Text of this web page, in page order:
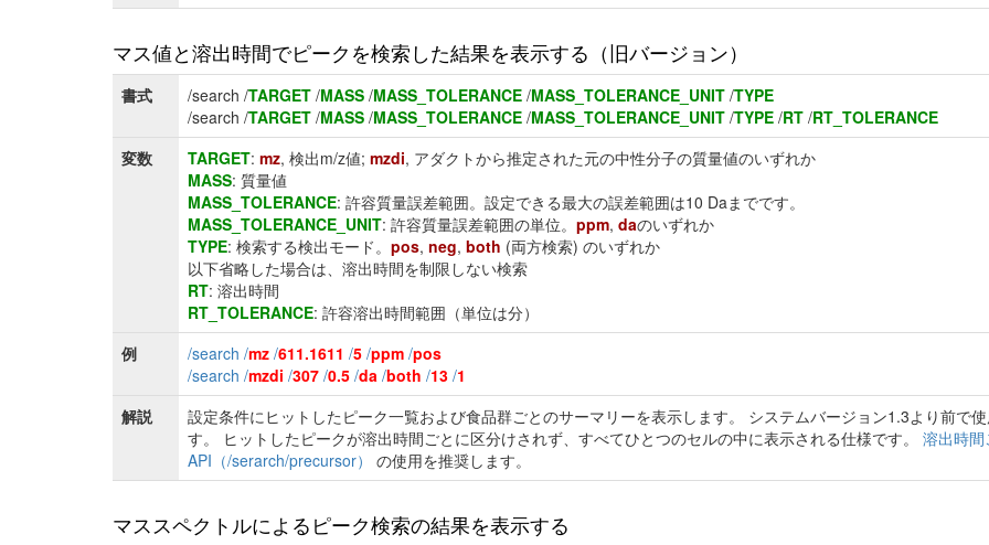
マス値と溶出時間でピークを検索した結果を表示する（旧バージョン）
書式 /search /TARGET /MASS /MASS_TOLERANCE /MASS_TOLERANCE_UNIT /TYPE
/search /TARGET /MASS /MASS_TOLERANCE /MASS_TOLERANCE_UNIT /TYPE /RT /RT_TOLERANCE
変数
TARGET: mz, 検出m/z値; mzdi, アダクトから推定された元の中性分子の質量値のいずれか
MASS: 質量値
MASS_TOLERANCE: 許容質量誤差範囲。設定できる最大の誤差範囲は10 Daまでです。
MASS_TOLERANCE_UNIT: 許容質量誤差範囲の単位。 ppm, daのいずれか
TYPE: 検索する検出モード。 pos, neg, both (両方検索) のいずれか
以下省略した場合は、溶出時間を制限しない検索
RT: 溶出時間
RT_TOLERANCE: 許容溶出時間範囲（単位は分）
例
/search /mz /611.1611 /5 /ppm /pos
/search /mzdi /307 /0.5 /da /both /13 /1
解説
設定条件にヒットしたピーク一覧および食品群ごとのサーマリーを表示します。 システムバージョン1.3より前で
す。 ヒットしたピークが溶出時間ごとに区分けされず、すべてひとつのセルの中に表示される仕様です。 溶出時
API（/serarch/precursor）
の使用を推奨します。
マススペクトルによるピーク検索の結果を表示する